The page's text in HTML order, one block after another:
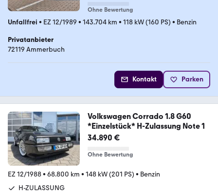
Ohne Bewertung
Unfallfrei • EZ 12/1989 • 143.704 km • 118 kW (160 PS) • Benzin
Privatanbieter
72119 Ammerbuch
Kontakt Parken
Volkswagen Corrado 1.8 G60
*Einzelstück* H-Zulassung Note 1
34.890 €
Ohne Bewertung
EZ 12/1988• 68.800 km • 148 kW (201 PS) • Benzin
H-ZULASSUNG